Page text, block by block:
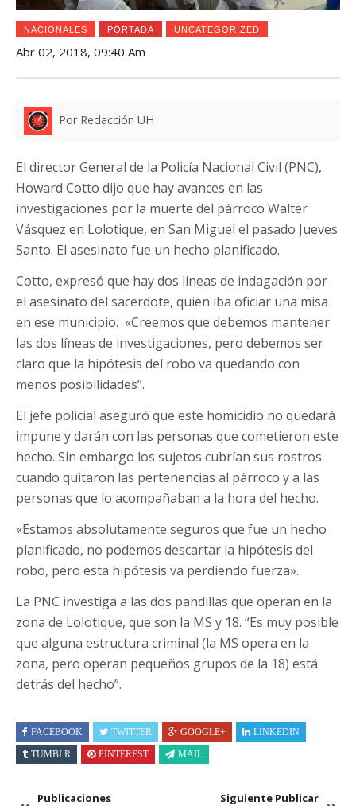
NACIONALES PORTADA UNCATEGORIZED
Abr 02, 2018, 09:40 Am
Por Redacción UH
El director General de la Policía Nacional Civil (PNC),
Howard Cotto dijo que hay avances en las
investigaciones por la muerte del párroco Walter
Vásquez en Lolotique, en San Miguel el pasado Jueves
Santo. El asesinato fue un hecho planificado.
Cotto, expresó que hay dos lineas de indagación por
el asesinato del sacerdote, quien iba oficiar una misa
en ese municipio. «Creemos que debemos mantener
las dos líneas de investigaciones, pero debemos ser
claro que la hipótesis del robo va quedando con
menos posibilidades”.
El jefe policial aseguró que este homicidio no quedará
impune y darán con las personas que cometieron este
hecho. Sin embargo los sujetos cubrían sus rostros
cuando quitaron las pertenencias al párroco y a las
personas que lo acompañaban a la hora del hecho.
«Estamos absolutamente seguros que fue un hecho
planificado, no podemos descartar la hipótesis del
robo, pero esta hipótesis va perdiendo fuerza».
La PNC investiga a las dos pandillas que operan en la
zona de Lolotique, que son la MS y 18. “Es muy posible
que alguna estructura criminal (la MS opera en la
zona, pero operan pequeños grupos de la 18) está
detrás del hecho”.
FACEBOOK TWITTER GOOGLE+
LINKEDIN
TUMBLR
PINTEREST MAIL
Publicaciones
Siguiente Publicar